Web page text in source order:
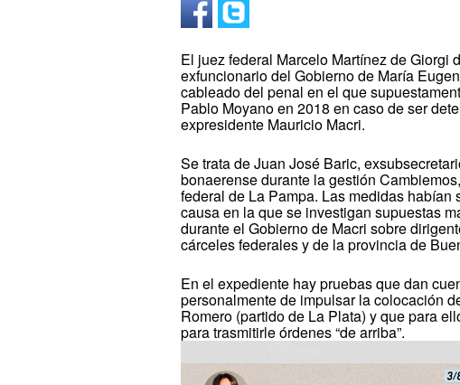
El juez federal Marcelo Martínez de Giorgi
exfuncionario del Gobierno de María
cableado del penal en el que
Pablo Moyano en 2018 en caso de ser
expresidente Mauricio Macri.
Se trata de Juan José Baric,
bonaerense durante la gestión
federal de La Pampa. Las medidas
causa en la que se investigan supuestas
durante el Gobierno de Macri sobre
cárceles federales y de la provincia de
En el expediente hay pruebas que dan
personalmente de impulsar la colocación
Romero (partido de La Plata) y que para
para trasmitirle órdenes “de arriba”.